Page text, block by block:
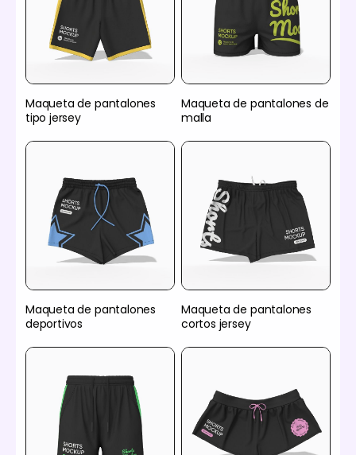
Maqueta de pantalones
tipo jersey
Maqueta de pantalones de
malla
Maqueta de pantalones
deportivos
Maqueta de pantalones
cortos jersey